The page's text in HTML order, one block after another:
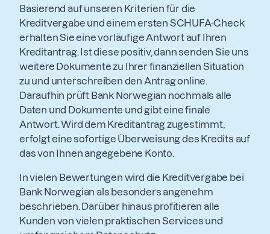
Basierend auf unseren Kriterien für die
Kreditvergabe und einem ersten SCHUFA-Check
erhalten Sie eine vorläufige Antwort auf Ihren
Kreditantrag. Ist diese positiv, dann senden Sie uns
weitere Dokumente zu Ihrer finanziellen Situation
zu und unterschreiben den Antrag online.
Daraufhin prüft Bank Norwegian nochmals alle
Daten und Dokumente und gibt eine finale
Antwort. Wird dem Kreditantrag zugestimmt,
erfolgt eine sofortige Überweisung des Kredits auf
das von Ihnen angegebene Konto.
In vielen Bewertungen wird die Kreditvergabe bei
Bank Norwegian als besonders angenehm
beschrieben. Darüber hinaus profitieren alle
Kunden von vielen praktischen Services und